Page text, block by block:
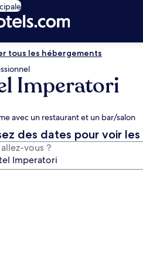
tous les hébergements
Imperatori
avec un restaurant et un bar/salon
des dates pour voir les
vous ?